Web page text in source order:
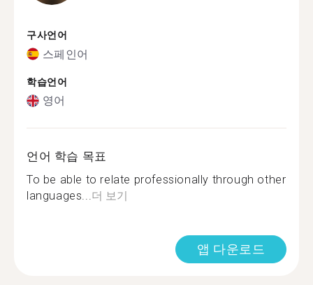
구사언어
스페인어
학습언어
영어
언어 학습 목표
To be able to relate professionally through other
languages...더 보기
앱 다운로드